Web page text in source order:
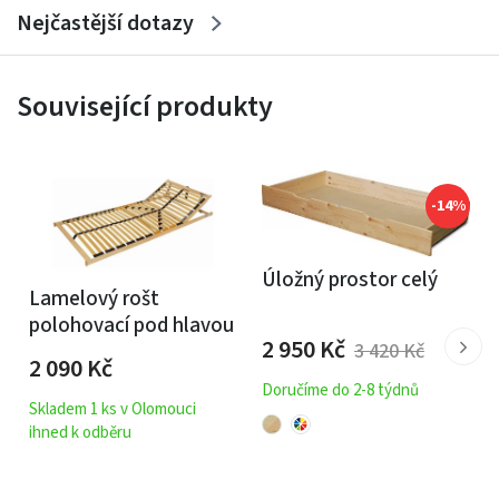
Nejčastější dotazy
Související produkty
Lamelový rošt
polohovací pod hlavou
2 090Kč
Skladem 1 ks v Olomouci
ihned k odběru
-14%
Úložný prostor celý
2 950Kč 3 420Kč
Doručíme do 2-8 týdnů